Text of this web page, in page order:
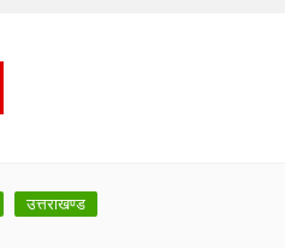
उत्तराखण्ड